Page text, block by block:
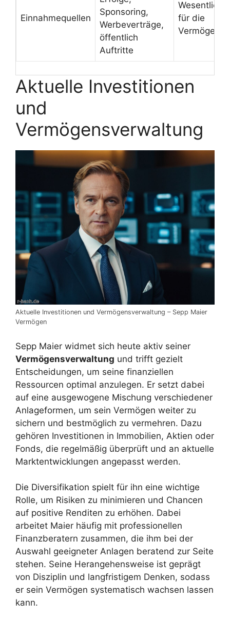
Einnahmequellen
Sponsoring,
Werbeverträge,
öffentlich
Auftritte
für die
Aktuelle Investitionen
und
Vermögensverwaltung
Aktuelle Investitionen und Vermögensverwaltung – Sepp Maier
Vermögen
Sepp Maier widmet sich heute aktiv seiner
Vermögensverwaltung und trifft gezielt
Entscheidungen, um seine finanziellen
Ressourcen optimal anzulegen. Er setzt dabei
auf eine ausgewogene Mischung verschiedener
Anlageformen, um sein Vermögen weiter zu
sichern und bestmöglich zu vermehren. Dazu
gehören Investitionen in Immobilien, Aktien oder
Fonds, die regelmäßig überprüft und an aktuelle
Marktentwicklungen angepasst werden.
Die Diversifikation spielt für ihn eine wichtige
Rolle, um Risiken zu minimieren und Chancen
auf positive Renditen zu erhöhen. Dabei
arbeitet Maier häufig mit professionellen
Finanzberatern zusammen, die ihm bei der
Auswahl geeigneter Anlagen beratend zur Seite
stehen. Seine Herangehensweise ist geprägt
von Disziplin und langfristigem Denken, sodass
er sein Vermögen systematisch wachsen lassen
kann.